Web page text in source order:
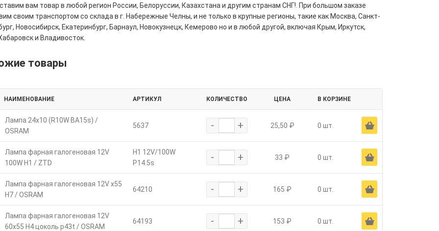
вам товар в любой регион России, Белоруссии, Казахстана и другим странам СНГ!. При большом заказе
своим транспортом со склада в г. Набережные Челны, и не только в крупные регионы, такие как Москва, Санкт-
Новосибирск, Екатеринбург, Барнаул, Новокузнецк, Кемерово но и в любой другой, включая Крым, Иркутск,
и Владивосток.
товары
НАИМЕНОВАНИЕ АРТИКУЛ КОЛИЧЕСТВО ЦЕНА В КОРЗИНЕ
Лампа 24х10 (R10W BA15s) /
OSRAM
5637 - + 25,50 ₽ 0 шт. Ä
Лампа фарная галогеновая 12V
100W Н1 / ZTD
H1 12V/100W
P14.5s
- + 33 ₽ 0 шт. Ä
Лампа фарная галогеновая 12V х55
Н7 / OSRAM
64210 - + 165 ₽ 0 шт. Ä
Лампа фарная галогеновая 12V
60х55 Н4 цоколь p43t / OSRAM
64193 - + 153 ₽ 0 шт. Ä